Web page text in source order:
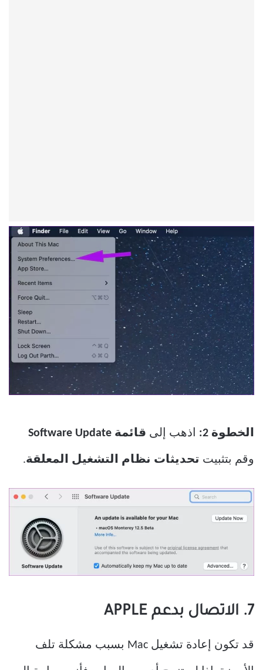
الخطوة 2: اذهب إلى قائمة Software Update
وقم بتثبيت تحديثات نظام التشغيل المعلقة.
7. الاتصال بدعم APPLE
قد تكون إعادة تشغيل Mac بسبب مشكلة تلف